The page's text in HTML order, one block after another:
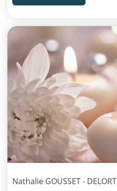
Nathalie GOUSSET - DELORT